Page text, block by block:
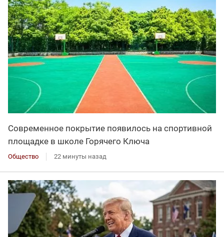
Современное покрытие появилось на спортивной
площадке в школе Горячего Ключа
Общество 22 минуты назад